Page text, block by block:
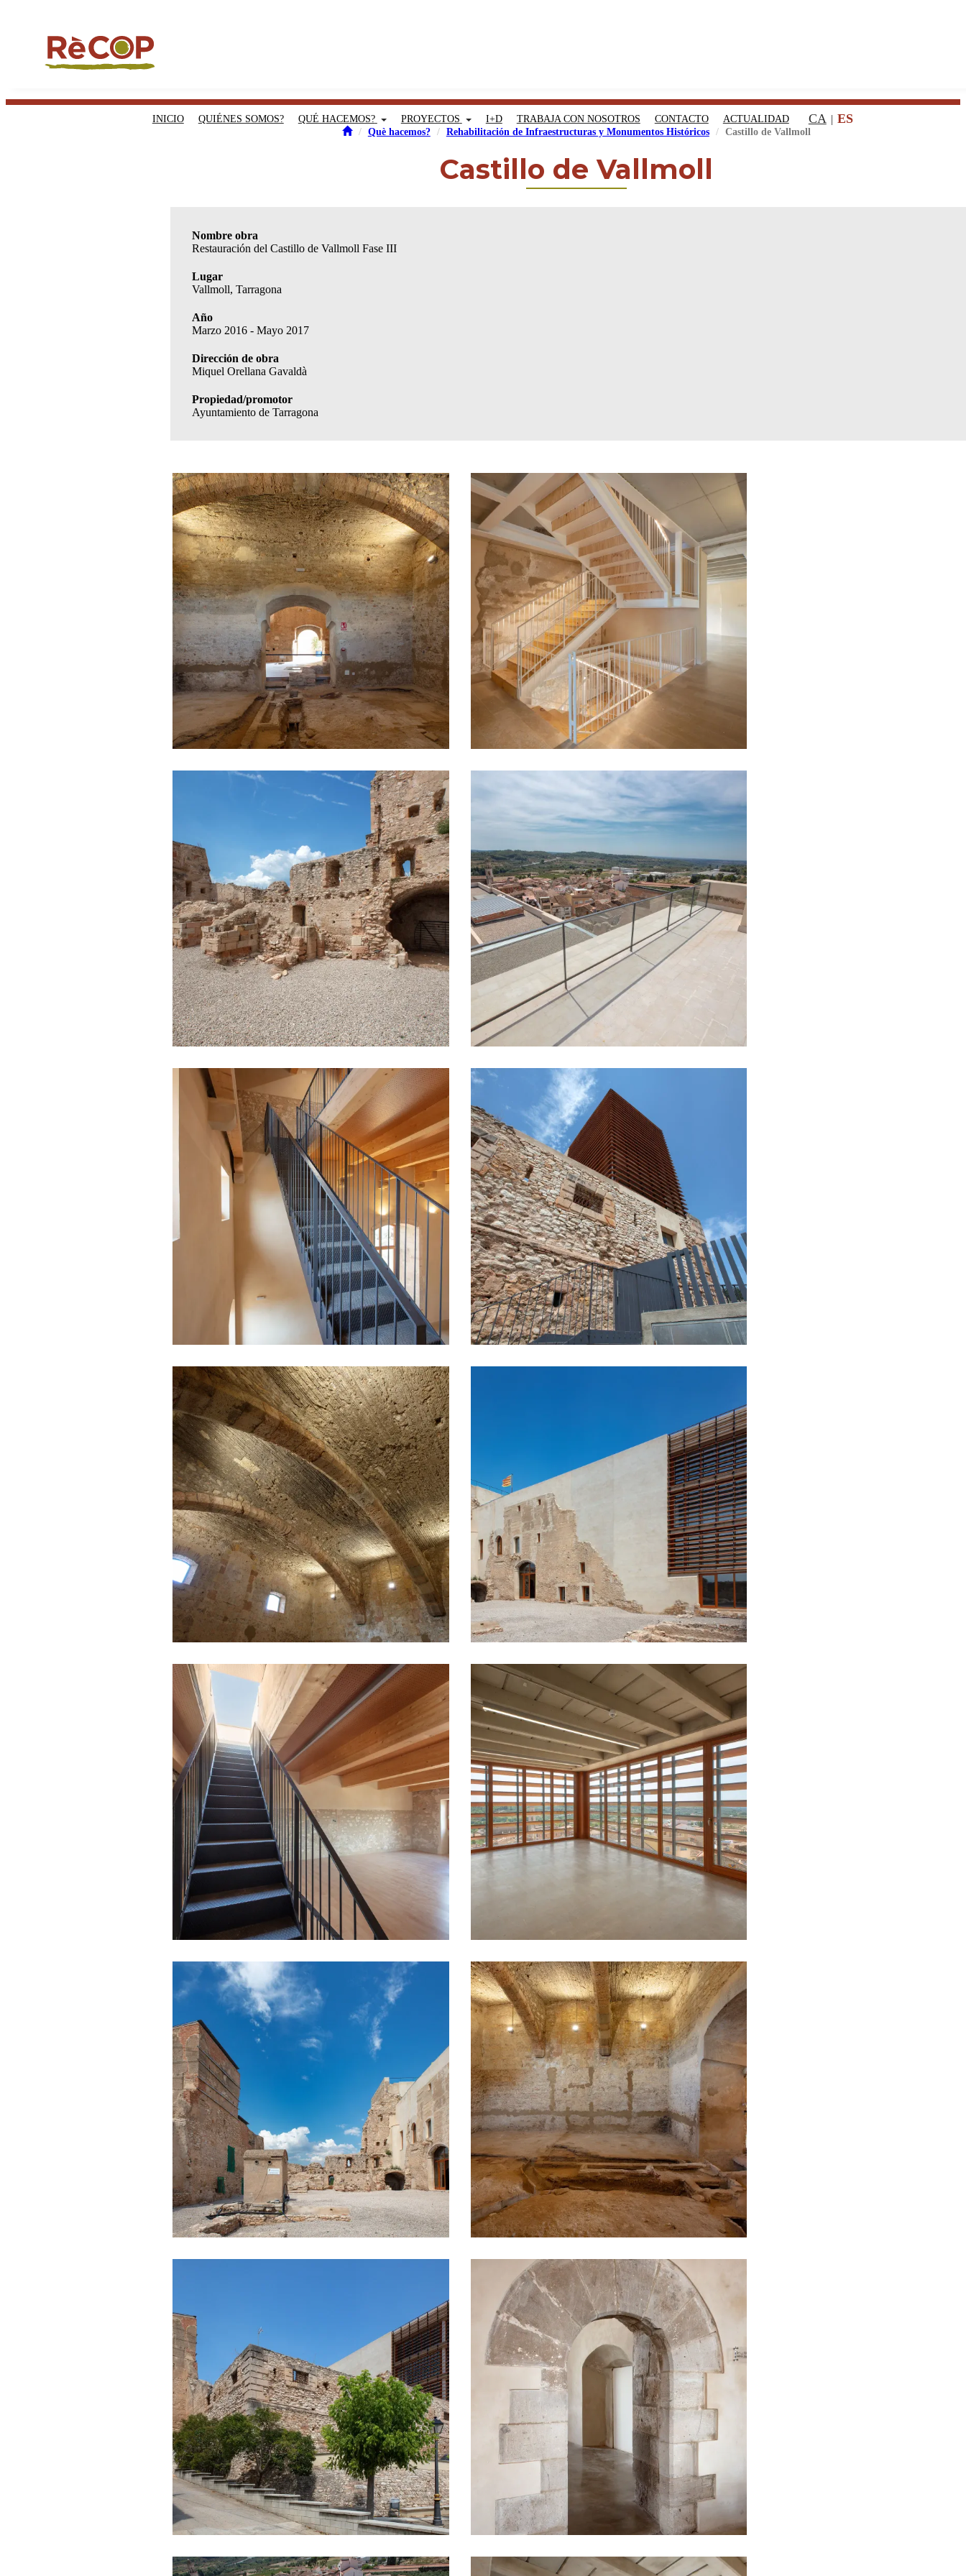
INICIO QUIÉNES SOMOS? QUÉ HACEMOS? PROYECTOS I+D TRABAJA CON NOSOTROS CONTACTO ACTUALIDAD CA ES
Què hacemos? Rehabilitación de Infraestructuras y Monumentos Históricos Castillo de Vallmoll
Castillo de Vallmoll
Nombre obra
Restauración del Castillo de Vallmoll Fase III
Lugar
Vallmoll, Tarragona
Año
Marzo 2016 - Mayo 2017
Dirección de obra
Miquel Orellana Gavaldà
Propiedad/promotor
Ayuntamiento de Tarragona